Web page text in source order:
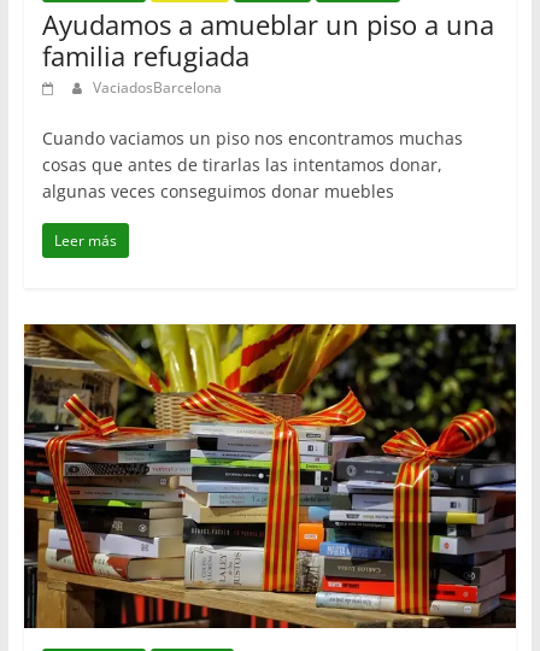
Ayudamos a amueblar un piso a una
familia refugiada
VaciadosBarcelona
Cuando vaciamos un piso nos encontramos muchas
cosas que antes de tirarlas las intentamos donar,
algunas veces conseguimos donar muebles
Leer más